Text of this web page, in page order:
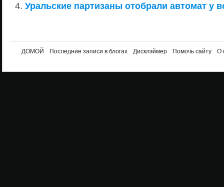
Уральские партизаны отобрали автомат у
ДОМОЙ Последние записи в блогах Дисклэймер Помочь сайту О